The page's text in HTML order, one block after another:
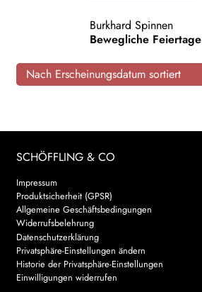
Search:
Burkhard Spinnen
Bewegliche Feiertage
Nach Erscheinungsdatum sortiert
SCHÖFFLING & CO
Impressum
Produktsicherheit (GPSR)
Allgemeine Geschäftsbedingungen
Widerrufsbelehrung
Datenschutzerklärung
Privatsphäre-Einstellungen ändern
Historie der Privatsphäre-Einstellungen
Einwilligungen widerrufen